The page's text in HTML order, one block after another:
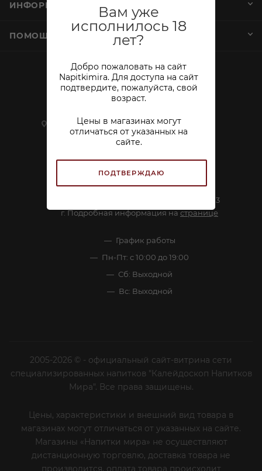
Вам уже
исполнилось 18
лет?
Добро пожаловать на сайт
Napitkimira. Для доступа на сайт
подтвердите, пожалуйста, свой
возраст.
Цены в магазинах могут
отличаться от указанных на
сайте.
ПОДТВЕРЖДАЮ
ИНФОРМАЦИЯ
ПОМОЩЬ И СЕРВИСЫ
+7 (812) 644-40-00
sekretar@napitkimira.com
г. Санкт-Петербург ,
ул.Смолячкова, д.19
Посмотреть на карте
ООО «Калейдоскоп»
ИНН 7802833271 ОГРН 1137847296267
Лицензия №78РПА0005028 от 25.10.2013
г. Подробная информация настранице
График работы
Пн-Пт: с 10:00 до 19:00
Сб: Выходной
Вс: Выходной
2005-2026 © - официальный сайт-витрина сети
специализированных напитков "Калейдоскоп Напитков
Мира". Все права защищены.
Цены, характеристики и внешний вид товара в
магазинах могут отличаться от указанных на сайте.
Магазины «Напитки мира» не осуществляют
дистанционную торговлю, доставка товара не
производится, оплата товара происходит